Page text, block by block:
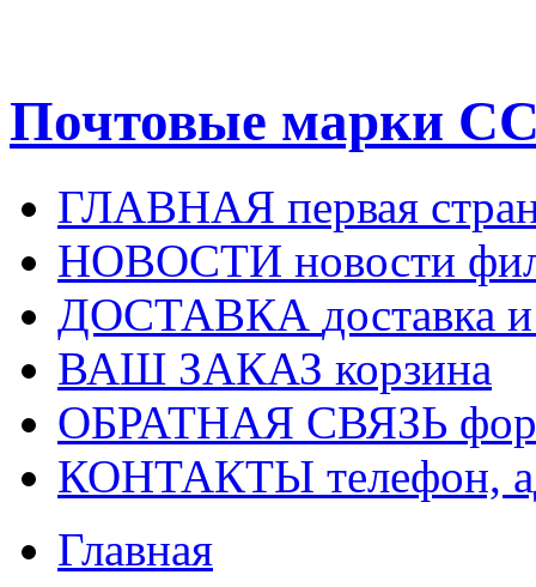
Почтовые марки
ГЛАВНАЯ первая
НОВОСТИ новости
ДОСТАВКА доставка
ВАШ ЗАКАЗ корзина
ОБРАТНАЯ СВЯЗЬ
КОНТАКТЫ телефон,
Главная